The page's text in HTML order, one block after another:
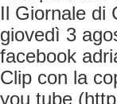
Il Giornale di
giovedì 3
facebook
Clip con la
you tube